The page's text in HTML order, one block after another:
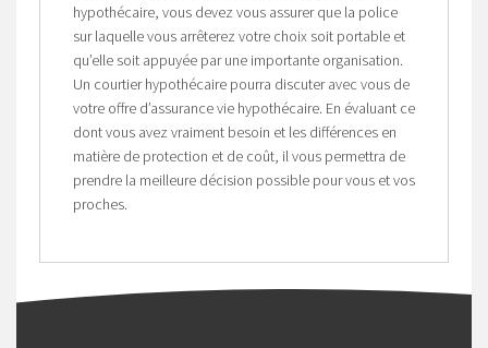
hypothécaire, vous devez vous assurer que la police
sur laquelle vous arrêterez votre choix soit portable et
qu’elle soit appuyée par une importante organisation.
Un courtier hypothécaire pourra discuter avec vous de
votre offre d’assurance vie hypothécaire. En évaluant ce
dont vous avez vraiment besoin et les différences en
matière de protection et de coût, il vous permettra de
prendre la meilleure décision possible pour vous et vos
proches.